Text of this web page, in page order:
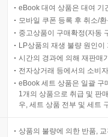
eBook 대여 상품은 대여 기
모바일 쿠폰 등록 후 취소/
중고상품이 구매확정(자동
LP상품의 재생 불량 원인
시간의 경과에 의해 재판매
전자상거래 등에서의 소비
eBook 세트 상품은 일괄 구
1개의 상품으로 취급 및 판
우, 세트 상품 전부 및 세트
상품의 불량에 의한 반품,